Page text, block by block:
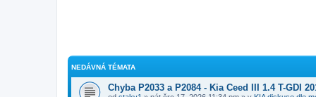
NEDÁVNÁ TÉMATA
Chyba P2033 a P2084 - Kia Ceed III 1.4 T-GDI